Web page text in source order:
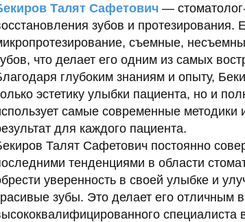
Талят Сафетович—
зубов и протезирования.
съемные,
что делает его одним из самых
глубоким знаниям и опыту,
эстетику улыбки пациента, но и
самые современные методики
для каждого пациента.
Талят Сафетовичпостоянно
тенденциями в области
уверенность в своей улыбке и
зубы. Это делает его отличным
специалиста